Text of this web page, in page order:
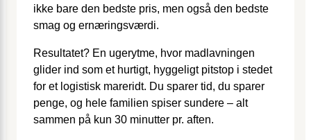
ikke bare den bedste pris, men også den bedste
smag og ernæringsværdi.
Resultatet? En ugerytme, hvor madlavningen
glider ind som et hurtigt, hyggeligt pitstop i stedet
for et logistisk mareridt. Du sparer tid, du sparer
penge, og hele familien spiser sundere – alt
sammen på kun 30 minutter pr. aften.